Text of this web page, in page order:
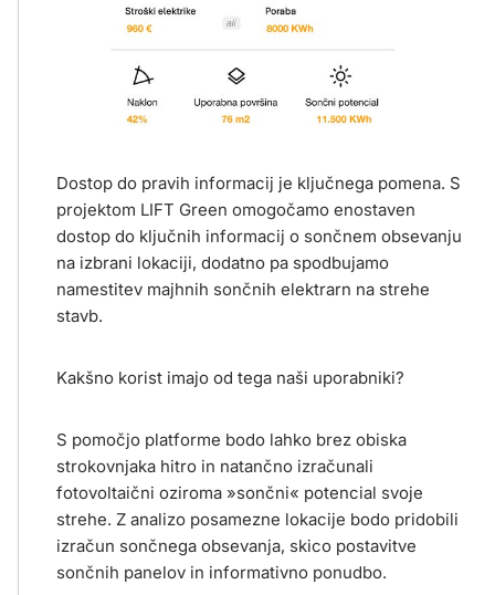
Dostop do pravih informacij je ključnega pomena. S
projektom LIFT Green omogočamo enostaven
dostop do ključnih informacij o sončnem obsevanju
na izbrani lokaciji, dodatno pa spodbujamo
namestitev majhnih sončnih elektrarn na strehe
stavb.
Kakšno korist imajo od tega naši uporabniki?
S pomočjo platforme bodo lahko brez obiska
strokovnjaka hitro in natančno izračunali
fotovoltaični oziroma »sončni« potencial svoje
strehe. Z analizo posamezne lokacije bodo pridobili
izračun sončnega obsevanja, skico postavitve
sončnih panelov in informativno ponudbo.